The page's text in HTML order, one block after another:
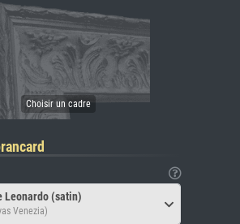
Leonardo (satin)
Venezia)